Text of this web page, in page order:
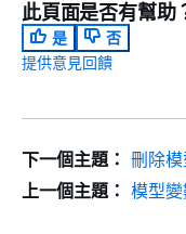
此頁面是否有幫助
是
否
提供意見回饋
下一個主題： 刪除
上一個主題： 模型